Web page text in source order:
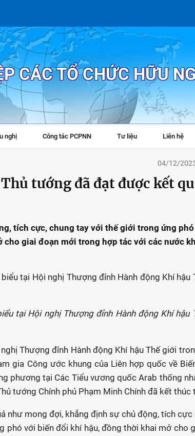
CÁC TỔ CHỨC HỮU
nghị Công tác PCPNN Tư liệu Liên hệ
04/12/
tướng đã đạt được kết
tích cực, chung tay với thế giới trong ứng
cho giai đoạn mới trong hợp tác với các nước
tại Hội nghị Thượng đỉnh Hành động Khí hậu
Thượng đỉnh Hành động Khí hậu Thế giới
gia Công ước khung của Liên hợp quốc về
phương tại Các Tiểu vương quốc Arab thống
tướng Chính phủ Phạm Minh Chính đã kết thúc
như mong đợi, khẳng định sự chủ động, tích cực
phó với biến đổi khí hậu, đồng thời khai mở cho